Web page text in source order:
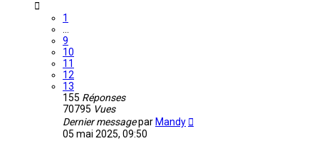
1
9
10
11
12
13
155 Réponses
70795 Vues
Dernier messagepar Mandy
05 mai 2025, 09:50